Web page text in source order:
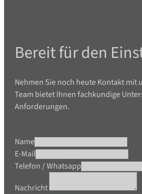
Bereit für den
Nehmen Sie noch heute Kontakt
Team bietet Ihnen fachkundige
Anforderungen.
Name
E-Mail
Telefon / Whatsapp
Nachricht